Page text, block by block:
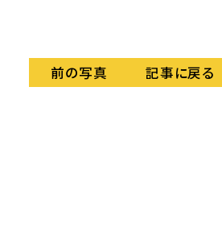
前の写真 記事に戻る